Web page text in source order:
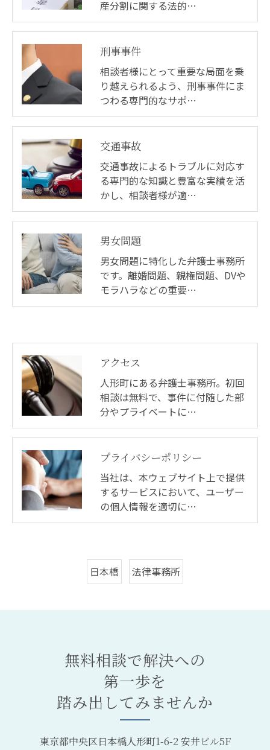
産分割に関する法的…
刑事事件
相談者様にとって重要な局面を乗
り越えられるよう、刑事事件にま
つわる専門的なサポ…
交通事故
交通事故によるトラブルに対応す
る専門的な知識と豊富な実績を活
かし、相談者様が適…
男女問題
男女問題に特化した弁護士事務所
です。離婚問題、親権問題、DVや
モラハラなどの重要…
アクセス
人形町にある弁護士事務所。初回
相談は無料で、事件に付随した部
分やプライベートに…
プライバシーポリシー
当社は、本ウェブサイト上で提供
するサービスにおいて、ユーザー
の個人情報を適切に…
日本橋 法律事務所
無料相談で解決への
第一歩を
踏み出してみませんか
東京都中央区日本橋人形町1-6-2 安井ビル5F